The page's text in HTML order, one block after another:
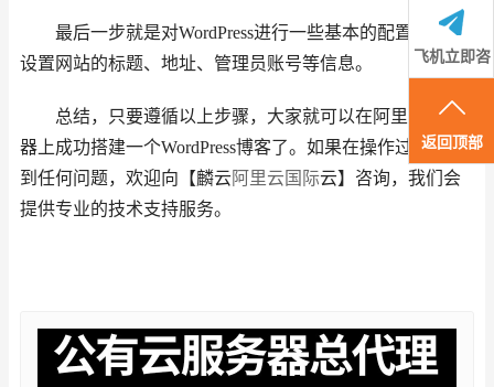
最后一步就是对WordPress进行一些基本的配置，比如
设置网站的标题、地址、管理员账号等信息。
总结，只要遵循以上步骤，大家就可以在阿里云服务
器上成功搭建一个WordPress博客了。如果在操作过程中遇
到任何问题，欢迎向【麟云 阿里云国际云】咨询，我们会
提供专业的技术支持服务。
飞机立即咨
询
返回顶部